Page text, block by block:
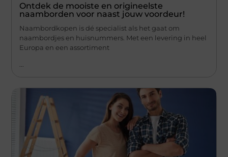
Ontdek de mooiste en origineelste
naamborden voor naast jouw voordeur!
Naambordkopen is dé specialist als het gaat om
naambordjes en huisnummers. Met een levering in heel
Europa en een assortiment
...